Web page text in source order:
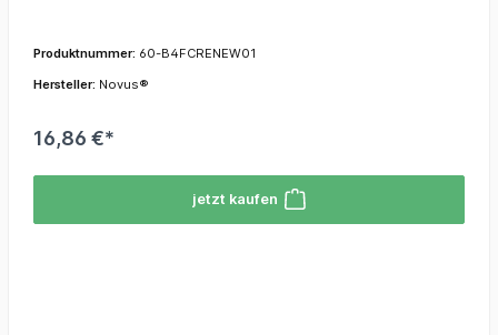
Produktnummer: 60-B4FCRENEW01
Hersteller: Novus®
16,86 €*
jetzt kaufen